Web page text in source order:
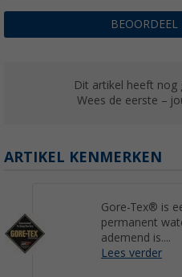
Dit artikel heeft nog
Wees de eerste –
ARTIKEL KENMERKEN
Gore-Tex® is
permanent
ademend is....
Lees verder